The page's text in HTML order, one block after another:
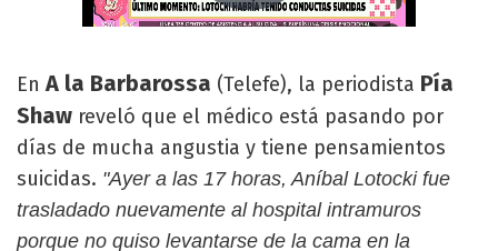
En A la Barbarossa (Telefe), la periodista Pía
Shaw reveló que el médico está pasando por
días de mucha angustia y tiene pensamientos
suicidas. "Ayer a las 17 horas, Aníbal Lotocki fue
trasladado nuevamente al hospital intramuros
porque no quiso levantarse de la cama en la